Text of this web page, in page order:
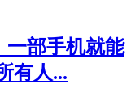
一部手机就能
有人...